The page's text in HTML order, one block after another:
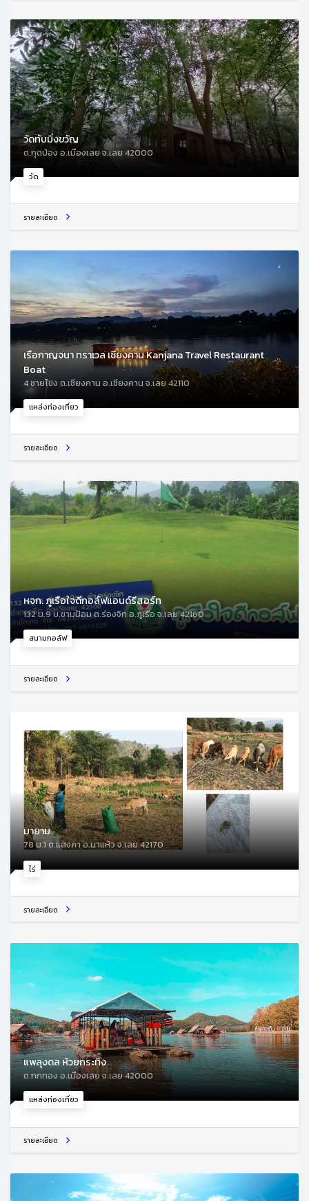
วัด
วัดทับมิ่งขวัญ
ต.กุดป่อง อ.เมืองเลย จ.เลย 42000
รายละเอียด
แหล่งท่องเที่ยว
เรือกาญจนา ทราเวล เชียงคาน Kanjana Travel Restaurant
Boat
4 ชายโขง ต.เชียงคาน อ.เชียงคาน จ.เลย 42110
รายละเอียด
สนามกอล์ฟ
หจก. ภูเรือใจดีกอล์ฟแอนด์รีสอร์ท
132 ม.9 บ.ขามป้อม ต.ร่องจิก อ.ภูเรือ จ.เลย 42160
รายละเอียด
ไร่
มายาม
78 ม.1 ต.แสงภา อ.นาแห้ว จ.เลย 42170
รายละเอียด
แหล่งท่องเที่ยว
แพลุงดล ห้วยกระทิง
ต.กกทอง อ.เมืองเลย จ.เลย 42000
รายละเอียด